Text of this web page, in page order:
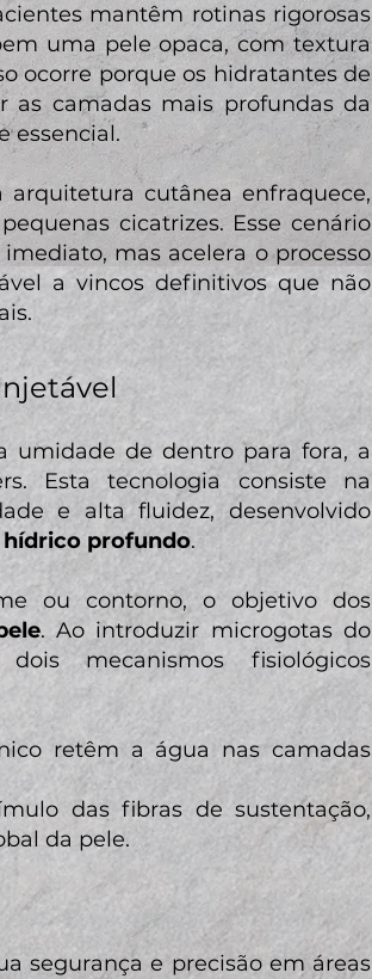
mantêm rotinas rigorosas
uma pele opaca, com textura
ocorre porque os hidratantes de
as camadas mais profundas da
essencial.
cutânea enfraquece,
cicatrizes. Esse cenário
mas acelera o processo
a vincos definitivos que não
umidade de dentro para fora, a
Esta tecnologia consiste na
e alta fluidez, desenvolvido
profundo.
ou contorno, o objetivo dos
. Ao introduzir microgotas do
mecanismos fisiológicos
retêm a água nas camadas
das fibras de sustentação,
da pele.
segurança e precisão em áreas